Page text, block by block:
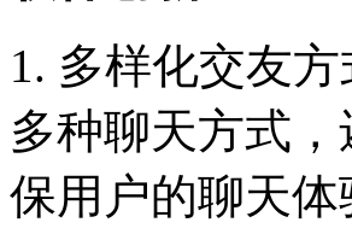
1. 多样化交友
多种聊天方式
保用户的聊天